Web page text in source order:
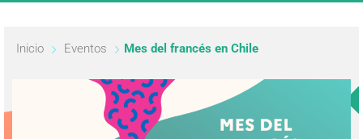
Inicio Eventos Mes del francés en Chile